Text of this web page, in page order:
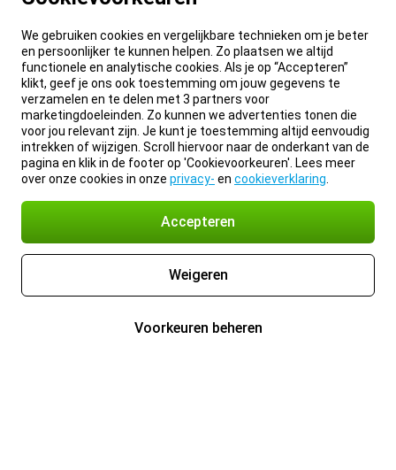
We gebruiken cookies en vergelijkbare technieken om je beter
en persoonlijker te kunnen helpen. Zo plaatsen we altijd
functionele en analytische cookies. Als je op “Accepteren”
klikt, geef je ons ook toestemming om jouw gegevens te
verzamelen en te delen met 3 partners voor
marketingdoeleinden. Zo kunnen we advertenties tonen die
voor jou relevant zijn. Je kunt je toestemming altijd eenvoudig
intrekken of wijzigen. Scroll hiervoor naar de onderkant van de
pagina en klik in de footer op 'Cookievoorkeuren'. Lees meer
over onze cookies in onze privacy- en cookieverklaring
Accepteren
Weigeren
Voorkeuren beheren